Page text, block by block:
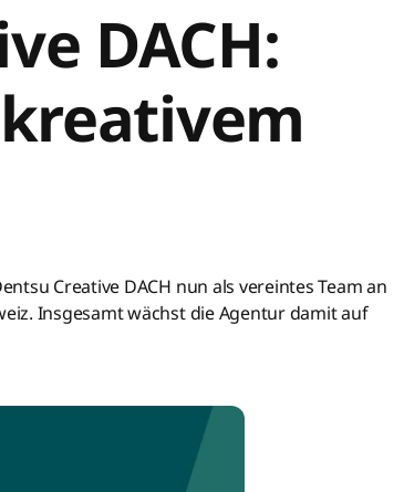
DACH:
Creative DACH nun als vereintes Team an
Insgesamt wächst die Agentur damit auf